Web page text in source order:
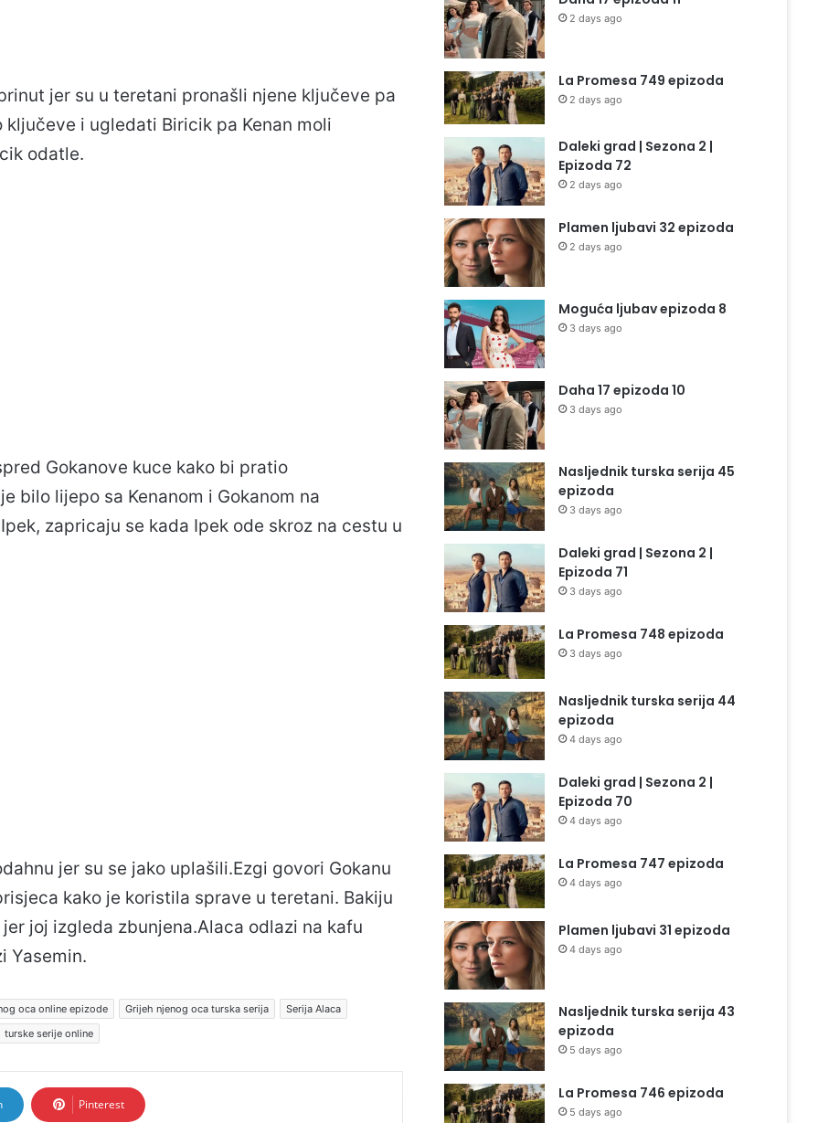
jer su u teretani pronašli njene ključeve pa
i ugledati Biricik pa Kenan moli
odatle.
Gokanove kuce kako bi pratio
bilo lijepo sa Kenanom i Gokanom na
zapricaju se kada Ipek ode skroz na cestu u
jer su se jako uplašili.Ezgi govori Gokanu
kako je koristila sprave u teretani. Bakiju
joj izgleda zbunjena.Alaca odlazi na kafu
Yasemin.
oca online epizode Grijeh njenog oca turska serija
Serija Alaca
turske serije online
Pinterest
2 days ago
La Promesa 749 epizoda
2 days ago
Daleki grad | Sezona 2 |
Epizoda 72
2 days ago
Plamen ljubavi 32 epizoda
2 days ago
Moguća ljubav epizoda 8
3 days ago
Daha 17 epizoda 10
3 days ago
Nasljednik turska serija 45
epizoda
3 days ago
Daleki grad | Sezona 2 |
Epizoda 71
3 days ago
La Promesa 748 epizoda
3 days ago
Nasljednik turska serija 44
epizoda
4 days ago
Daleki grad | Sezona 2 |
Epizoda 70
4 days ago
La Promesa 747 epizoda
4 days ago
Plamen ljubavi 31 epizoda
4 days ago
Nasljednik turska serija 43
epizoda
5 days ago
La Promesa 746 epizoda
5 days ago